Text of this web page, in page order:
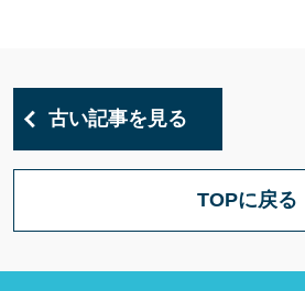
古い記事を見る
TOPに戻る